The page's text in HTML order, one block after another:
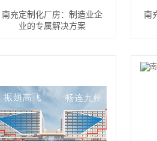
南充定制化厂房：制造业企
业的专属解决方案
南